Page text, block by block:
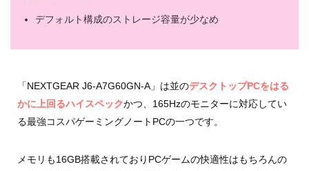
デフォルト構成のストレージ容量が少なめ
「NEXTGEAR J6-A7G60GN-A」は並のデスクトップPCをはる
かに上回るハイスペックかつ、165Hzのモニターに対応してい
る最強コスパゲーミングノートPCの一つです。
メモリも16GB搭載されておりPCゲームの快適性はもちろんの